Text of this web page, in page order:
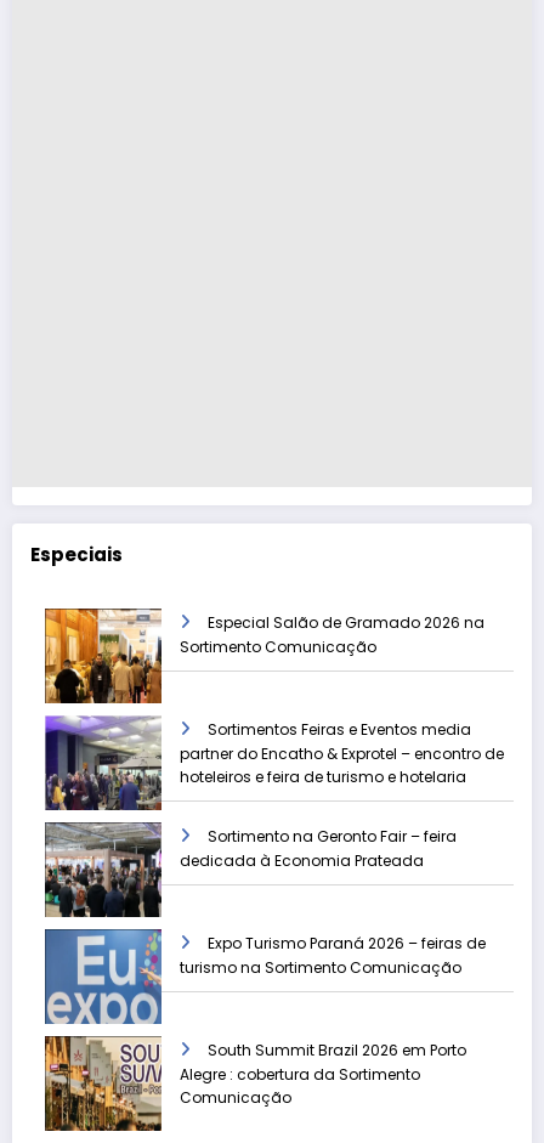
Especiais
Especial Salão de Gramado 2026 na
Sortimento Comunicação
Sortimentos Feiras e Eventos media
partner do Encatho & Exprotel – encontro de
hoteleiros e feira de turismo e hotelaria
Sortimento na Geronto Fair – feira
dedicada à Economia Prateada
Expo Turismo Paraná 2026 – feiras de
turismo na Sortimento Comunicação
South Summit Brazil 2026 em Porto
Alegre : cobertura da Sortimento
Comunicação